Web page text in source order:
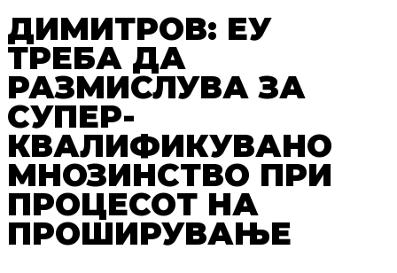
ДИМИТРОВ: ЕУ
ТРЕБА ДА
РАЗМИСЛУВА ЗА
СУПЕР-
КВАЛИФИКУВАНО
МНОЗИНСТВО ПРИ
ПРОЦЕСОТ НА
ПРОШИРУВАЊЕ